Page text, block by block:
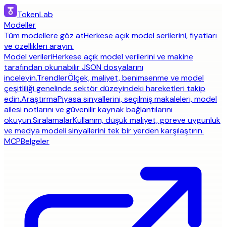
TokenLab
Modeller
Tüm modellere göz atHerkese açık model serilerini, fiyatları
ve özellikleri arayın.
Model verileriHerkese açık model verilerini ve makine
tarafından okunabilir JSON dosyalarını
inceleyin.TrendlerÖlçek, maliyet, benimsenme ve model
çeşitliliği genelinde sektör düzeyindeki hareketleri takip
edin.AraştırmaPiyasa sinyallerini, seçilmiş makaleleri, model
ailesi notlarını ve güvenilir kaynak bağlantılarını
okuyun.SıralamalarKullanım, düşük maliyet, göreve uygunluk
ve medya modeli sinyallerini tek bir yerden karşılaştırın.
MCPBelgeler